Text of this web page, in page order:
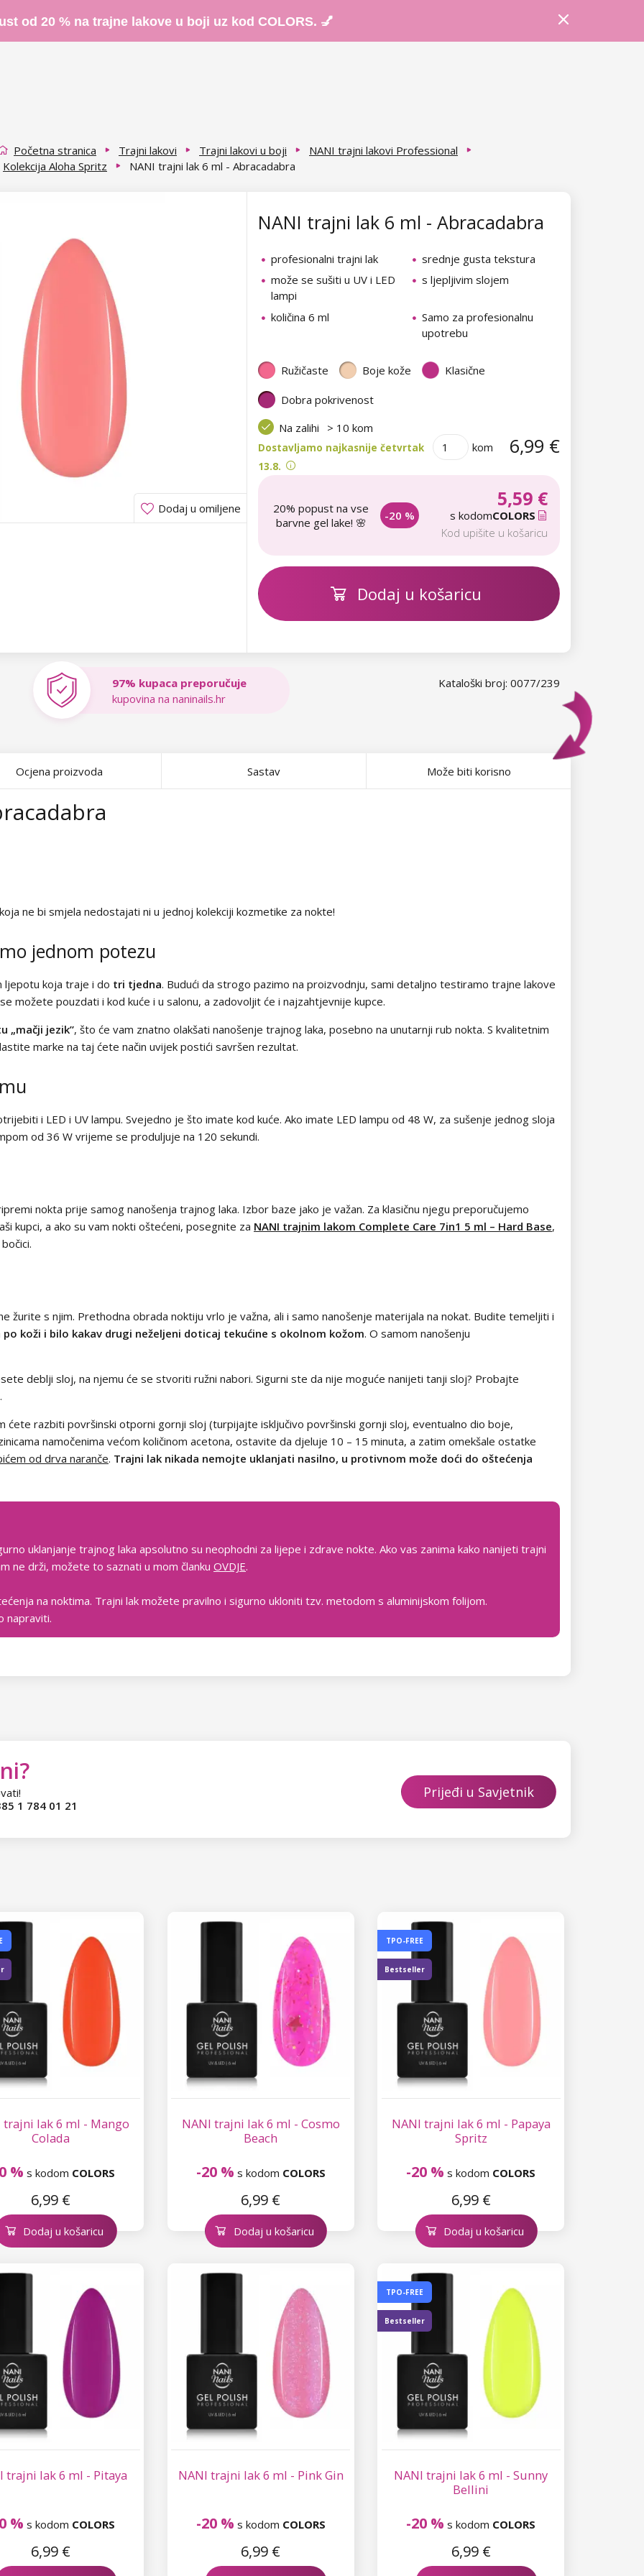
od 20 % na trajne lakove u boji uz kod COLORS. 💅
Početna stranica Trajni lakovi Trajni lakovi u boji
NANI trajni lakovi Professional
Kolekcija Aloha Spritz
NANI trajni lak 6 ml - Abracadabra
Dodaj u omiljene
NANI trajni lak 6 ml - Abracadabra
profesionalni trajni lak
srednje gusta tekstura
može se sušiti u UV i LED
lampi
s ljepljivim slojem
količina 6 ml
Samo za profesionalnu
upotrebu
Ružičaste Boje kože Klasične
Dobra pokrivenost
Na zalihi
> 10 kom
Dostavljamo najkasnije četvrtak
13.8.
kom 6,99 €
20% popust na vse
barvne gel lake! 🌸
-20 %
5,59 €
s kodomCOLORS
Kod upišite u košaricu
Dodaj u košaricu
Kataloški broj: 0077/239
97% kupaca preporučuje
kupovina na naninails.hr
ne bi smjela nedostajati ni u jednoj kolekciji kozmetike za nokte!
jednom potezu
ljepotu koja traje i do tri tjedna. Budući da strogo pazimo na proizvodnju, sami detaljno testiramo trajne lakove
možete pouzdati i kod kuće i u salonu, a zadovoljit će i najzahtjevnije kupce.
„mačji jezik”, što će vam znatno olakšati nanošenje trajnog laka, posebno na unutarnji rub nokta. S kvalitetnim
marke na taj ćete način uvijek postići savršen rezultat.
i LED i UV lampu. Svejedno je što imate kod kuće. Ako imate LED lampu od 48 W, za sušenje jednog sloja
od 36 W vrijeme se produljuje na 120 sekundi.
nokta prije samog nanošenja trajnog laka. Izbor baze jako je važan. Za klasičnu njegu preporučujemo
kupci, a ako su vam nokti oštećeni, posegnite za NANI trajnim lakom Complete Care 7in1 5 ml – Hard Base,
žurite s njim. Prethodna obrada noktiju vrlo je važna, ali i samo nanošenje materijala na nokat. Budite temeljiti i
koži i bilo kakav drugi neželjeni doticaj tekućine s okolnom kožom. O samom nanošenju
deblji sloj, na njemu će se stvoriti ružni nabori. Sigurni ste da nije moguće nanijeti tanji sloj? Probajte
ćete razbiti površinski otporni gornji sloj (turpijajte isključivo površinski gornji sloj, eventualno dio boje,
namočenima većom količinom acetona, ostavite da djeluje 10 – 15 minuta, a zatim omekšale ostatke
od drva naranče. Trajni lak nikada nemojte uklanjati nasilno, u protivnom može doći do oštećenja
uklanjanje trajnog laka apsolutno su neophodni za lijepe i zdrave nokte. Ako vas zanima kako nanijeti trajni
ne drži, možete to saznati u mom članku OVDJE.
na noktima. Trajni lak možete pravilno i sigurno ukloniti tzv. metodom s aluminijskom folijom.
napraviti.
Ocjena proizvoda Sastav Može biti korisno
1 784 01 21
Prijeđi u Savjetnik
trajni lak 6 ml - Mango
Colada
% s kodom COLORS
6,99 €
Dodaj u košaricu
NANI trajni lak 6 ml - Cosmo
Beach
-20 % s kodom COLORS
6,99 €
Dodaj u košaricu
NANI trajni lak 6 ml - Papaya
Spritz
-20 % s kodom COLORS
6,99 €
TPO-FREE
Bestseller
Dodaj u košaricu
trajni lak 6 ml - Pitaya
% s kodom COLORS
6,99 €
NANI trajni lak 6 ml - Pink Gin
-20 % s kodom COLORS
6,99 €
NANI trajni lak 6 ml - Sunny
Bellini
-20 % s kodom COLORS
6,99 €
TPO-FREE
Bestseller